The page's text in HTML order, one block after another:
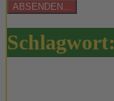
ABSENDEN...
Schlagwort: